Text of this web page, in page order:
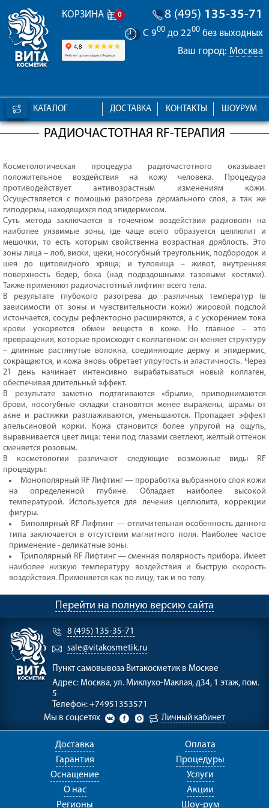
КОРЗИНА 0 8 (495) 135-35-71
С 900 до 2200 без выходных
Ваш город: Москва
КАТАЛОГ ШОУРУМ
КОНТАКТЫ
ДОСТАВКА
РАДИОЧАСТОТНАЯ RF-ТЕРАПИЯ
Косметологическая процедура радиочастотного оказывает
положительное воздействия на кожу человека. Процедура
противодействует антивозрастным изменениям кожи.
Осуществляется с помощью разогрева дермального слоя, а так же
гиподермы, находящихся под эпидермисом.
Суть метода заключается в точечном воздействии радиоволн на
наиболее уязвимые зоны, где чаще всего образуется целлюлит и
мешочки, то есть которым свойственна возрастная дряблость. Это
зоны лица – лоб, виски, щеки, носогубный треугольник, подбородок и
шея до щитовидного хряща; и туловища – живот, внутренняя
поверхность бедер, бока (над подвздошными тазовыми костями).
Также применяют радиочастотный лифтинг всего тела.
В результате глубокого разогрева до различных температур (в
зависимости от зоны и чувствительности кожи) жировой подслой
истончается, сосуды рефлекторно расширяются, а с ускорением тока
крови ускоряется обмен веществ в коже. Но главное – это
превращения, которые происходят с коллагеном: он меняет структуру
– длинные растянутые волокна, соединяющие дерму и эпидермис,
сокращаются, и кожа вновь обретает упругость и эластичность. Через
21 день начинает интенсивно вырабатываться новый коллаген,
обеспечивая длительный эффект.
В результате заметно подтягиваются «брыли», приподнимаются
брови, носогубные складки становятся менее выражены, шрамы от
акне и растяжки разглаживаются, уменьшаются. Пропадает эффект
апельсиновой корки. Кожа становится более упругой на ощупь,
выравнивается цвет лица: тени под глазами светлеют, желтый оттенок
сменяется розовым.
В косметологии различают следующие возможные виды RF
процедуры:
Монополярный RF Лифтинг — проработка выбранного слоя кожи
на определенной глубине. Обладает наиболее высокой
температурой. Используется для лечения целлюлита, коррекции
фигуры.
Биполярный RF Лифтинг — отличительная особенность данного
типа заключается в отсутствии магнитного поля. Наиболее частое
применение - деликатные зоны.
Триполярный RF Лифтинг — сменная полярность прибора. Имеет
наиболее низкую температуру воздействия и быструю скорость
воздействия. Применяется как по лицу, так и по телу.
Перейти на полную версию сайта
8 (495) 135-35-71
sale@vitakosmetik.ru
Пункт самовывоза Витакосметик в Москве
Адрес: Москва, ул. Миклухо-Маклая, д34, 1 этаж, пом.
5
Телефон: +74951353571
Мы в соцсетях
Личный кабинет
Доставка
Оплата
Гарантия
Процедуры
Оснащение
Услуги
О нас
Акции
Регионы
Шоу-рум